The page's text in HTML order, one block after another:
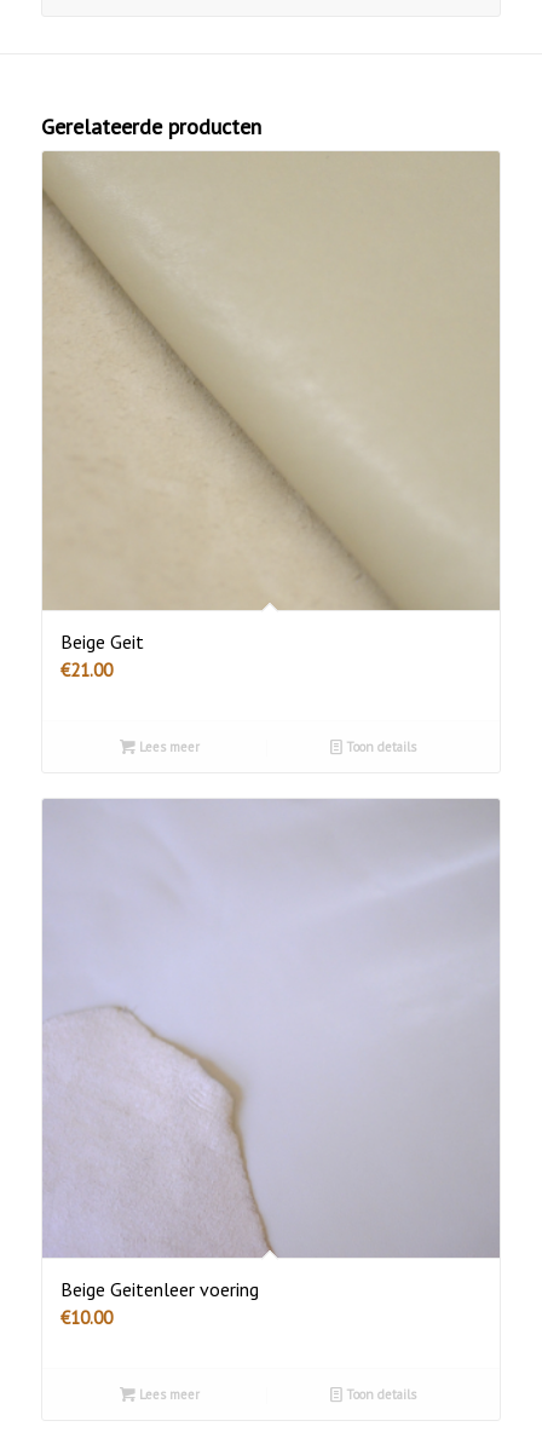
Gerelateerde producten
Beige Geit
€21.00
Lees meer Toon details
Beige Geitenleer voering
€10.00
Lees meer Toon details